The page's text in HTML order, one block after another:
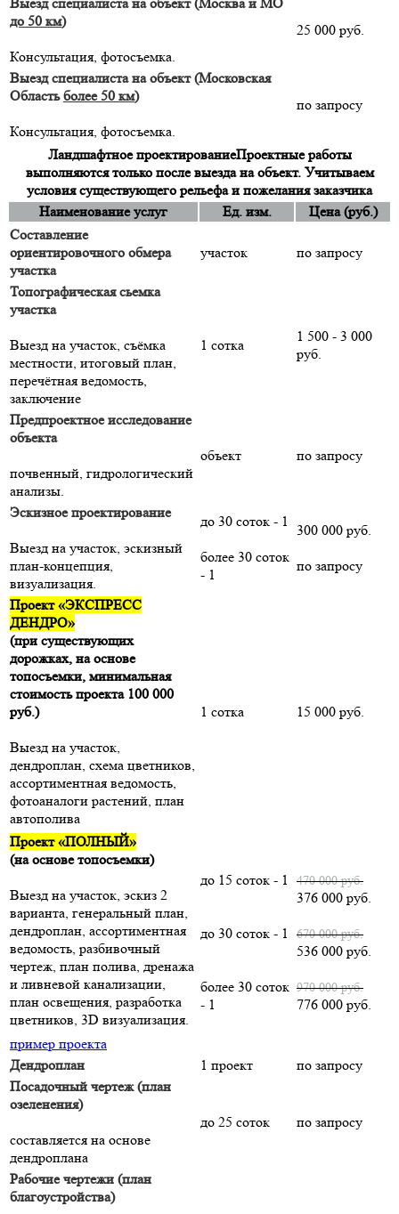
до 50 км)
Консультация, фотосъемка.
25 000 руб.
Выезд специалиста на объект (Московская
Областьболее 50 км)
Консультация, фотосъемка.
по запросу
Ландшафтное проектированиеПроектные работы
выполняются только после выезда на объект. Учитываем
условия существующего рельефа и пожелания заказчика
Наименование услуг
Ед. изм.
Цена (руб.)
Составление
ориентировочного обмера
участка
участок по запросу
Топографическая сьемка
участка
Выезд на участок, съёмка
местности, итоговый план,
перечётная ведомость,
заключение
1 сотка
1 500 - 3 000
руб.
Предпроектное исследование
объекта
почвенный, гидрологический
анализы.
объект по запросу
Эскизное проектирование
Выезд на участок, эскизный
план-концепция,
визуализация.
до 30 соток - 1
более 30 соток
- 1
300 000 руб.
по запросу
Проект «ЭКСПРЕСС
ДЕНДРО»
(при существующих
дорожках, на основе
топосъемки, минимальная
стоимость проекта 100 000
руб.)
Выезд на участок,
дендроплан, схема цветников,
ассортиментная ведомость,
фотоаналоги растений, план
автополива
1 сотка 15 000 руб.
Проект «ПОЛНЫЙ»
(на основе топосъемки)
Выезд на участок, эскиз 2
варианта, генеральный план,
дендроплан, ассортиментная
ведомость, разбивочный
чертеж, план полива, дренажа
и ливневой канализации,
план освещения, разработка
цветников, 3D визуализация.
пример проекта
до 15 соток - 1
до 30 соток - 1
более 30 соток
- 1
470 000 руб.
376 000 руб.
670 000 руб.
536 000 руб.
970 000 руб.
776 000 руб.
Дендроплан 1 проект
по запросу
Посадочный чертеж (план
озеленения)
составляется на основе
дендроплана
до 25 соток по запросу
Рабочие чертежи (план
благоустройства)